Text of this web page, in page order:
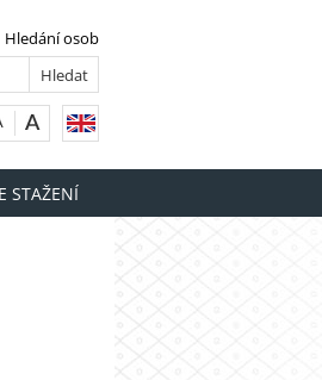
Hledání osob
STAŽENÍ